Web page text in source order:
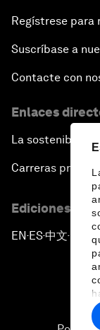
Regístrese para
Suscríbase a
Contacte con
Enlaces
La sostenibilidad
Carreras
Ediciones en
EN ▪ES▪中文▪ 日本